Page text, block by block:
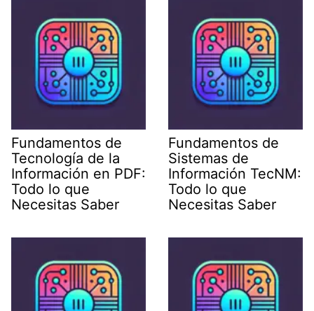
Fundamentos de
Tecnología de la
Información en PDF:
Todo lo que
Necesitas Saber
Fundamentos de
Sistemas de
Información TecNM:
Todo lo que
Necesitas Saber